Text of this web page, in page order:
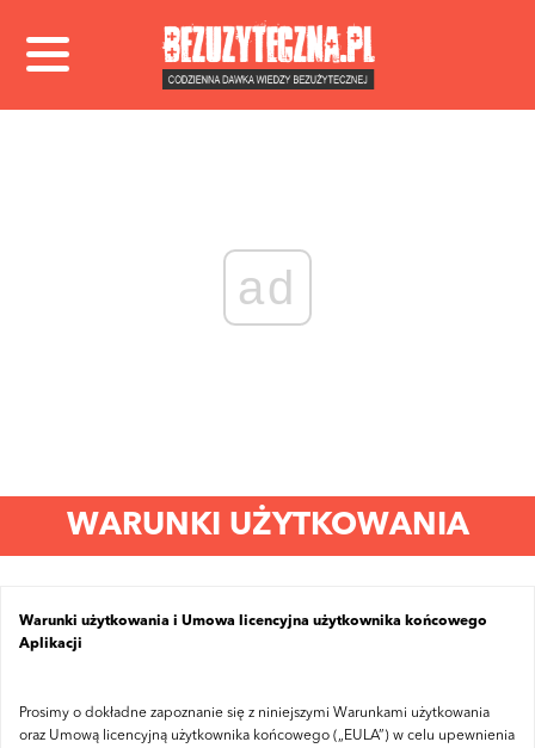
ad
WARUNKI UŻYTKOWANIA
Warunki użytkowania i Umowa licencyjna użytkownika końcowego
Aplikacji
Prosimy o dokładne zapoznanie się z niniejszymi Warunkami użytkowania
oraz Umową licencyjną użytkownika końcowego („EULA”) w celu upewnienia